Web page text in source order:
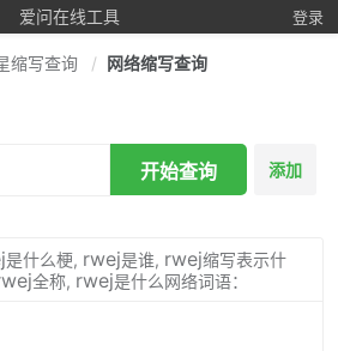
爱问在线工具 登录
缩写查询 网络缩写查询
开始查询 添加
是什么梗, rwej是谁, rwej缩写表示什
全称, rwej是什么网络词语：